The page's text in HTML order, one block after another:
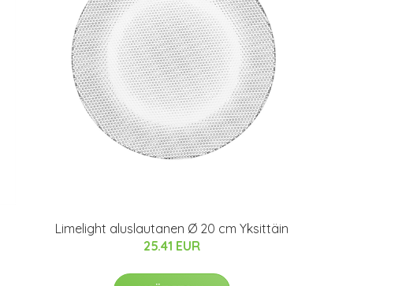
Limelight aluslautanen Ø 20 cm Yksittäin
25.41 EUR